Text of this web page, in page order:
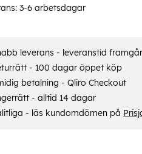
3-6 arbetsdagar
leverans - leveranstid
- 100 dagar öppet köp
betalning - Qliro Checkout
- alltid 14 dagar
- läs kundomdömen på